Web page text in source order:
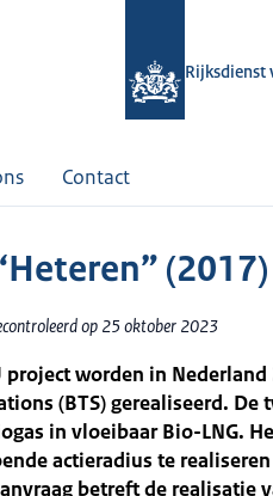
Rijksdienst
Contact
(2017)
op 25 oktober 2023
project worden in
(BTS) gerealiseerd. De
in vloeibaar Bio-LNG.
actieradius te
betreft de realisatie